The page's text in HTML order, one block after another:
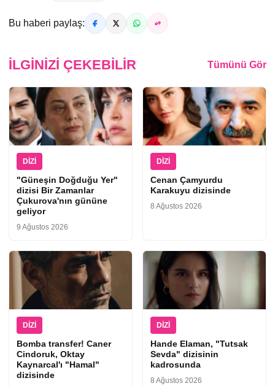
Bu haberi paylaş:
İLGINIZI ÇEKEBILIR Tümünü Gör
DIZI
"Güneşin Doğduğu Yer"
dizisi Bir Zamanlar
Çukurova'nın gününe
geliyor
9 Ağustos 2026
DIZI
Cenan Çamyurdu
Karakuyu dizisinde
8 Ağustos 2026
DIZI
Bomba transfer! Caner
Cindoruk, Oktay
Kaynarcal'ı "Hamal"
dizisinde
DIZI
Hande Elaman, "Tutsak
Sevda" dizisinin
kadrosunda
8 Ağustos 2026